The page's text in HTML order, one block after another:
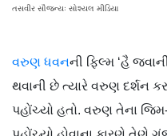
તસવીર સૌજન્યઃ સોશ્યલ મીડિયા
વરુણ ધવનની ફિલ્મ ‘હૈ
થવાની છે ત્યારે વરુણ દર્શન
પહોંચ્યો હતો. વરુણ તેના